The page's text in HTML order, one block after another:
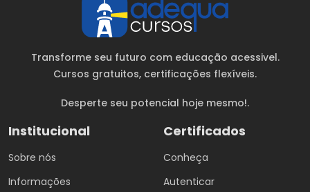
Transforme seu futuro com educação acessivel.
Cursos gratuitos, certificações flexíveis.
Desperte seu potencial hoje mesmo!.
Institucional
Sobre nós
Informações
Certificados
Conheça
Autenticar